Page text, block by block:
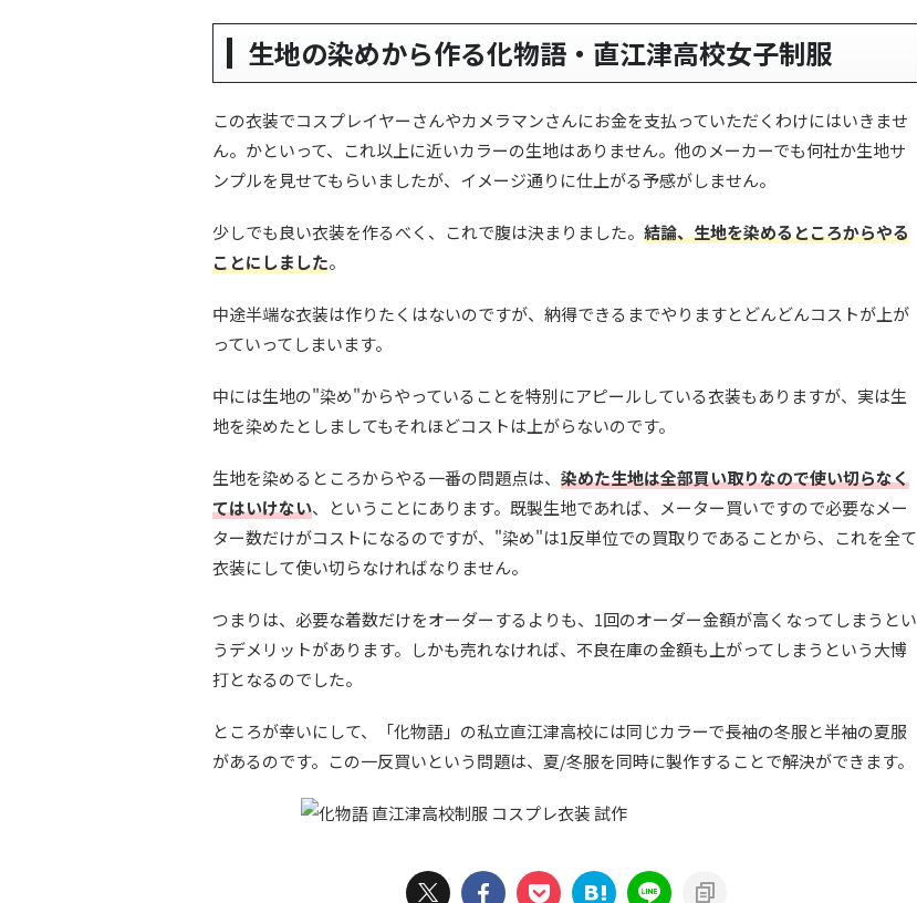
生地の染めから作る化物語・直江津高校女子制服
この衣装でコスプレイヤーさんやカメラマンさんにお金を支払っていただくわけにはいきませ
ん。かといって、これ以上に近いカラーの生地はありません。他のメーカーでも何社か生地サ
ンプルを見せてもらいましたが、イメージ通りに仕上がる予感がしません。
少しでも良い衣装を作るべく、これで腹は決まりました。 結論、生地を染めるところからやる
ことにしました。
中途半端な衣装は作りたくはないのですが、納得できるまでやりますとどんどんコストが上が
っていってしまいます。
中には生地の"染め"からやっていることを特別にアピールしている衣装もありますが、実は生
地を染めたとしましてもそれほどコストは上がらないのです。
生地を染めるところからやる一番の問題点は、 染めた生地は全部買い取りなので使い切らなく
てはいけない、ということにあります。既製生地であれば、メーター買いですので必要なメー
ター数だけがコストになるのですが、"染め"は1反単位での買取りであることから、これを全て
衣装にして使い切らなければなりません。
つまりは、必要な着数だけをオーダーするよりも、1回のオーダー金額が高くなってしまうとい
うデメリットがあります。しかも売れなければ、不良在庫の金額も上がってしまうという大博
打となるのでした。
ところが幸いにして、「化物語」の私立直江津高校には同じカラーで長袖の冬服と半袖の夏服
があるのです。この一反買いという問題は、夏/冬服を同時に製作することで解決ができます。